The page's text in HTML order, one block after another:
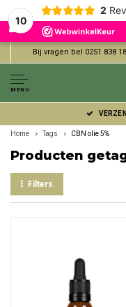
10
2
Bij vragen bel 0251 838
MENU
Home Tags CBN olie 5%
Producten
Filters